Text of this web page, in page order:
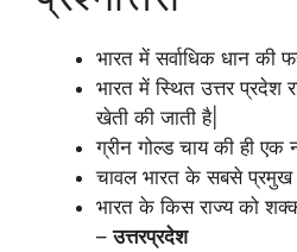
भारत में सर्वाधिक धान की
भारत में स्थित उत्तर प्रदेश
खेती की जाती है|
ग्रीन गोल्ड चाय की ही एक
चावल भारत के सबसे प्रमुख
भारत के किस राज्य को
–उत्तरप्रदेश